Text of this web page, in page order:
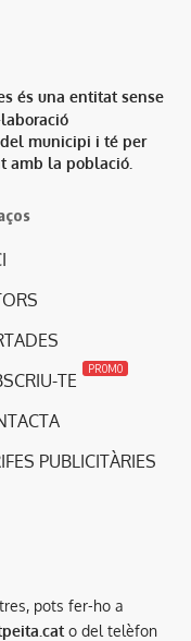
és una entitat sense
municipi i té per
amb la població.
TE
PROMO
PUBLICITÀRIES
pots fer-ho a
o del telèfon